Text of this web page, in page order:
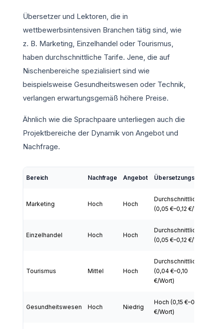
Übersetzer und Lektoren, die in
wettbewerbsintensiven Branchen tätig sind, wie
z. B. Marketing, Einzelhandel oder Tourismus,
haben durchschnittliche Tarife. Jene, die auf
Nischenbereiche spezialisiert sind wie
beispielsweise Gesundheitswesen oder Technik,
verlangen erwartungsgemäß höhere Preise.
Ähnlich wie die Sprachpaare unterliegen auch die
Projektbereiche der Dynamik von Angebot und
Nachfrage.
Bereich Nachfrage Angebot Übersetzungspreis
Marketing Hoch Hoch
Durchschnittlich
(0,05 €–0,12 €/Wort)
Einzelhandel Hoch Hoch
Durchschnittlich
(0,05 €–0,12 €/Wort)
Tourismus Mittel Hoch
Durchschnittlich
(0,04 €–0,10
€/Wort)
Gesundheitswesen Hoch Niedrig
Hoch (0,15 €–0,25
€/Wort)